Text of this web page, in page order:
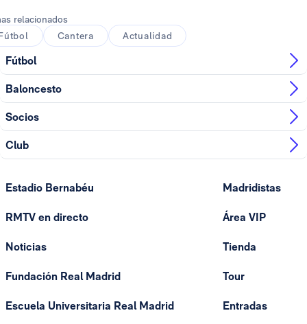
relacionados
Cantera Actualidad
Fútbol
Baloncesto
Socios
Club
Estadio Bernabéu
RMTV en directo
Noticias
Fundación Real Madrid
Escuela Universitaria Real Madrid
Madridistas
Área VIP
Tienda
Tour
Entradas